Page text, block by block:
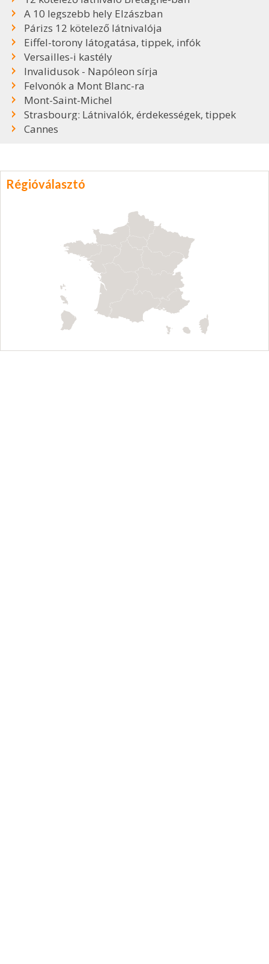
A 10 legszebb hely Elzászban
Párizs 12 kötelező látnivalója
Eiffel-torony látogatása, tippek, infók
Versailles-i kastély
Invalidusok - Napóleon sírja
Felvonók a Mont Blanc-ra
Mont-Saint-Michel
Strasbourg: Látnivalók, érdekességek, tippek
Cannes
Régióválasztó